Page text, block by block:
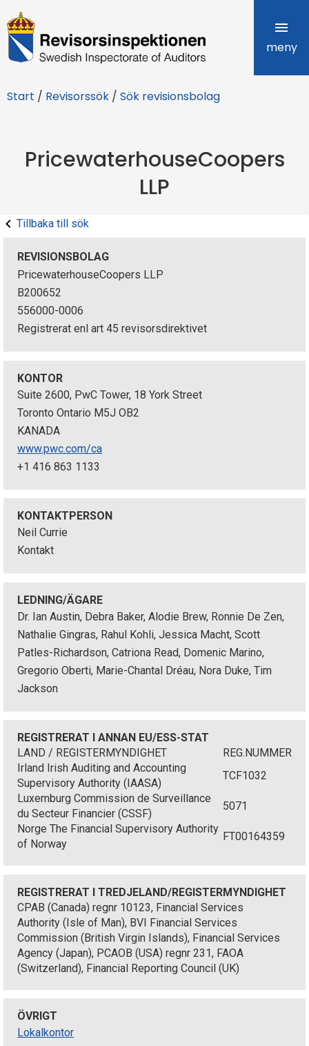
R
e
i
s
n
p
o
e
n
meny
Start / Revisorssök / Sök revisionsbolag
PricewaterhouseCoopers
LLP
Tillbaka till sök
REVISIONSBOLAG
PricewaterhouseCoopers LLP
B200652
556000-0006
Registrerat enl art 45 revisorsdirektivet
KONTOR
Suite 2600, PwC Tower, 18 York Street
Toronto Ontario M5J OB2
KANADA
www.pwc.com/ca
+1 416 863 1133
KONTAKTPERSON
Neil Currie
Kontakt
LEDNING/ÄGARE
Dr. Ian Austin, Debra Baker, Alodie Brew, Ronnie De Zen,
Nathalie Gingras, Rahul Kohli, Jessica Macht, Scott
Patles-Richardson, Catriona Read, Domenic Marino,
Gregorio Oberti, Marie-Chantal Dréau, Nora Duke, Tim
Jackson
REGISTRERAT I ANNAN EU/ESS-STAT
LAND / REGISTERMYNDIGHET
REG.NUMMER
Irland Irish Auditing and Accounting
Supervisory Authority (IAASA)
TCF1032
Luxemburg Commission de Surveillance
du Secteur Financier (CSSF)
5071
Norge The Financial Supervisory Authority
of Norway
FT00164359
REGISTRERAT I TREDJELAND/REGISTERMYNDIGHET
CPAB (Canada) regnr 10123, Financial Services
Authority (Isle of Man), BVI Financial Services
Commission (British Virgin Islands), Financial Services
Agency (Japan), PCAOB (USA) regnr 231, FAOA
(Switzerland), Financial Reporting Council (UK)
ÖVRIGT
Lokalkontor